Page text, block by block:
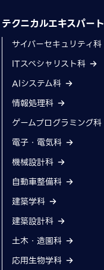
テクニカルエキスパート
サイバーセキュリティ科
ITスペシャリスト科
AIシステム科
情報処理科
ゲームプログラミング科
電子・電気科
機械設計科
自動車整備科
建築学科
建築設計科
土木・造園科
応用生物学科